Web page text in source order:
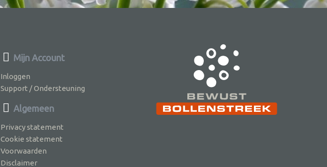
Mijn Account
Inloggen
Support / Ondersteuning
Algemeen
Privacy statement
Cookie statement
Voorwaarden
Disclaimer